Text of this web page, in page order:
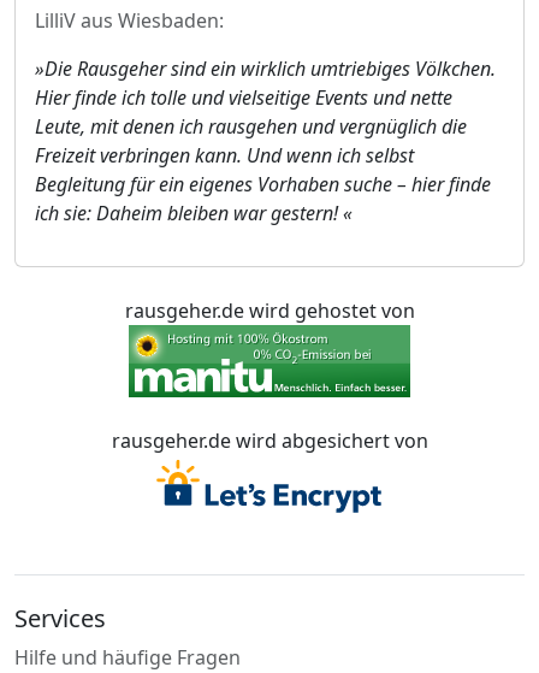
LilliV aus Wiesbaden:
»Die Rausgeher sind ein wirklich umtriebiges Völkchen.
Hier finde ich tolle und vielseitige Events und nette
Leute, mit denen ich rausgehen und vergnüglich die
Freizeit verbringen kann. Und wenn ich selbst
Begleitung für ein eigenes Vorhaben suche – hier finde
ich sie: Daheim bleiben war gestern! «
rausgeher.de wird gehostet von
rausgeher.de wird abgesichert von
Services
Hilfe und häufige Fragen